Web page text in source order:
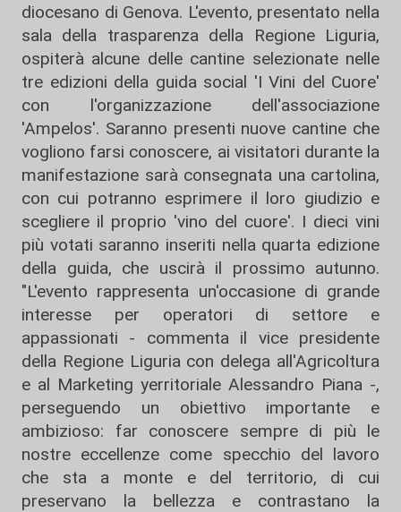
diocesano di Genova. L'evento, presentato nella
sala della trasparenza della Regione Liguria,
ospiterà alcune delle cantine selezionate nelle
tre edizioni della guida social 'I Vini del Cuore'
con l'organizzazione dell'associazione
'Ampelos'. Saranno presenti nuove cantine che
vogliono farsi conoscere, ai visitatori durante la
manifestazione sarà consegnata una cartolina,
con cui potranno esprimere il loro giudizio e
scegliere il proprio 'vino del cuore'. I dieci vini
più votati saranno inseriti nella quarta edizione
della guida, che uscirà il prossimo autunno.
"L'evento rappresenta un'occasione di grande
interesse per operatori di settore e
appassionati - commenta il vice presidente
della Regione Liguria con delega all'Agricoltura
e al Marketing yerritoriale Alessandro Piana -,
perseguendo un obiettivo importante e
ambizioso: far conoscere sempre di più le
nostre eccellenze come specchio del lavoro
che sta a monte e del territorio, di cui
preservano la bellezza e contrastano la